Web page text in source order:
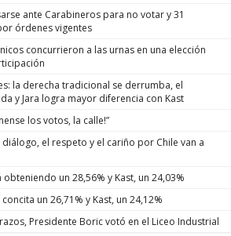
ante Carabineros para no votar y 31
órdenes vigentes
concurrieron a las urnas en una elección
la derecha tradicional se derrumba, el
y Jara logra mayor diferencia con Kast
los votos, la calle!”
diálogo, el respeto y el cariño por Chile van a
obteniendo un 28,56% y Kast, un 24,03%
un 26,71% y Kast, un 24,12%
Presidente Boric votó en el Liceo Industrial